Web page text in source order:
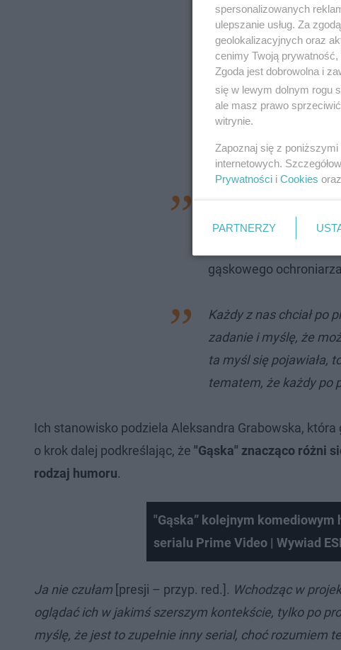
mamy możliwość nie
gąskowego
Każdy z nas chciał po
zadanie i myślę, że
ta myśl się pojawiała,
tematem, że każdy po
Ich stanowisko podziela Aleksandra Grabowska,
o krok dalej podkreślając, że "Gąska" znacząco różni
rodzaj humoru.
"Gąska” kolejnym komediowym
serialu Prime Video | Wywiad
Ja nie czułam [presji – przyp. red.] . Wchodząc w
oglądać ich w jakimś szerszym kontekście, tylko po
myślę, że jest to zupełnie inny serial, choć rozumiem
spersonalizowanych
ulepszanie usług. Za
geolokalizacyjnych oraz
cenimy Twoją
Zgoda jest dobrowolna i
się w lewym dolnym rogu
ale masz prawo
witrynie.
Zapoznaj się z
internetowych.
Prywatności i Cookies
PARTNERZY